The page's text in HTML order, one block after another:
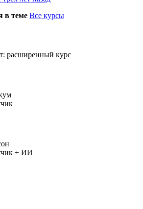
в теме Все курсы
расширенный курс
+ ИИ